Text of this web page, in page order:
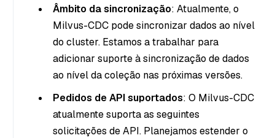
Âmbito da sincronização: Atualmente, o
Milvus-CDC pode sincronizar dados ao nível
do cluster. Estamos a trabalhar para
adicionar suporte à sincronização de dados
ao nível da coleção nas próximas versões.
Pedidos de API suportados: O Milvus-CDC
atualmente suporta as seguintes
solicitações de API. Planejamos estender o